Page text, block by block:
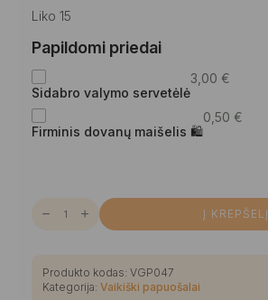
Liko 15
Papildomi priedai
Sidabro valymo servetėlė
3,00 €
Firminis dovanų maišelis 🛍
0,50 €
kiekis:
Išraiškingas
gintaro
bačkučių
kaklo
Į KREPŠELĮ
Produkto kodas: VGP047
Kategorija: Vaikiški papuošalai